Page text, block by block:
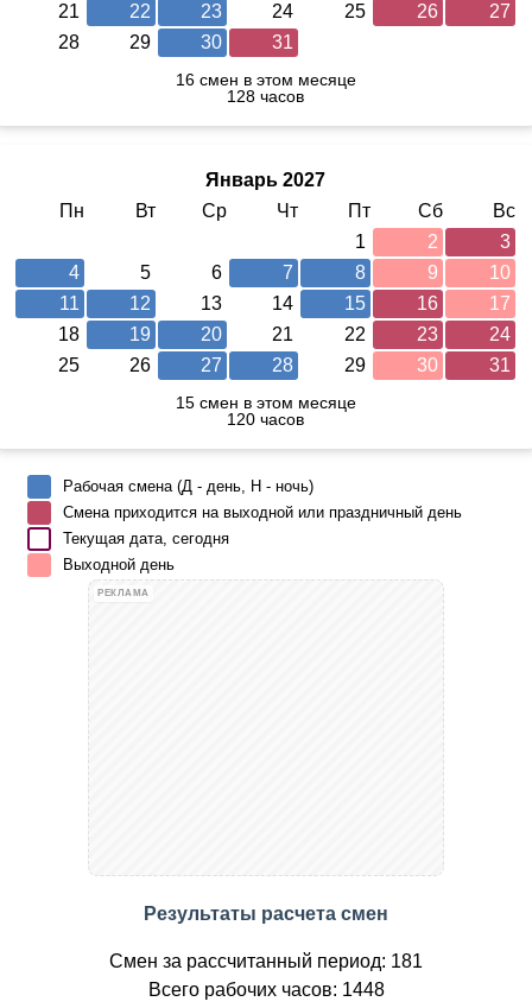
21
22 23 24 25 26
27
28
29 30 31
16 смен в этом месяце
128 часов
Январь 2027
Пн
Вт Ср Чт Пт Сб
Вс
1
2
3
4
5 6 7 8 9
10
11
12 13 14 15 16
17
18
19 20 21 22 23
24
25
26 27 28 29 30 31
15 смен в этом месяце
120 часов
Рабочая смена (Д - день, Н - ночь)
Смена приходится на выходной или праздничный день
Текущая дата, сегодня
Выходной день
РЕКЛАМА
Результаты расчета смен
Смен за рассчитанный период: 181
Всего рабочих часов: 1448